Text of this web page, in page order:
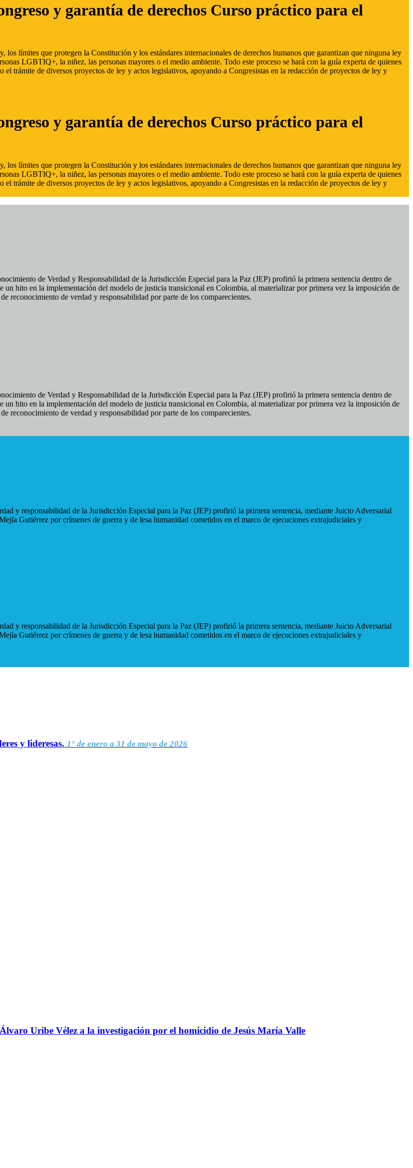
y garantía de derechos Curso práctico para el
los límites que protegen la Constitución y los estándares internacionales de derechos humanos que garantizan que ninguna ley
LGBTIQ+, la niñez, las personas mayores o el medio ambiente. Todo este proceso se hará con la guía experta de quienes
trámite de diversos proyectos de ley y actos legislativos, apoyando a Congresistas en la redacción de proyectos de ley y
y garantía de derechos Curso práctico para el
los límites que protegen la Constitución y los estándares internacionales de derechos humanos que garantizan que ninguna ley
LGBTIQ+, la niñez, las personas mayores o el medio ambiente. Todo este proceso se hará con la guía experta de quienes
trámite de diversos proyectos de ley y actos legislativos, apoyando a Congresistas en la redacción de proyectos de ley y
de Verdad y Responsabilidad de la Jurisdicción Especial para la Paz (JEP) profirió la primera sentencia dentro de
hito en la implementación del modelo de justicia transicional en Colombia, al materializar por primera vez la imposición de
reconocimiento de verdad y responsabilidad por parte de los comparecientes.
de Verdad y Responsabilidad de la Jurisdicción Especial para la Paz (JEP) profirió la primera sentencia dentro de
hito en la implementación del modelo de justicia transicional en Colombia, al materializar por primera vez la imposición de
reconocimiento de verdad y responsabilidad por parte de los comparecientes.
y responsabilidad de la Jurisdicción Especial para la Paz (JEP) profirió la primera sentencia, mediante Juicio Adversarial
Gutiérrez por crímenes de guerra y de lesa humanidad cometidos en el marco de ejecuciones extrajudiciales y
y responsabilidad de la Jurisdicción Especial para la Paz (JEP) profirió la primera sentencia, mediante Juicio Adversarial
Gutiérrez por crímenes de guerra y de lesa humanidad cometidos en el marco de ejecuciones extrajudiciales y
y lideresas. 1° de enero a 31 de mayo de 2026
Uribe Vélez a la investigación por el homicidio de Jesús María Valle